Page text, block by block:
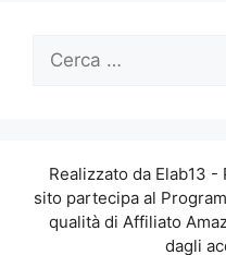
Ricerca
Realizzato da Elab13
sito partecipa al
qualità di Affiliato
dagli